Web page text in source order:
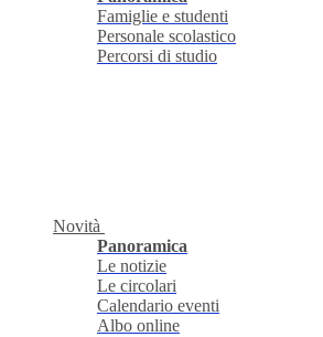
Famiglie e studenti
Personale scolastico
Percorsi di studio
Novità
Panoramica
Le notizie
Le circolari
Calendario eventi
Albo online